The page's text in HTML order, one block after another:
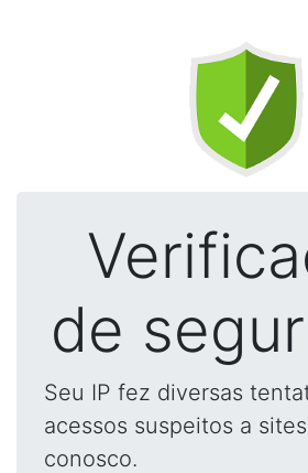
de
Seu IP fez diversas
acessos suspeitos a
conosco.